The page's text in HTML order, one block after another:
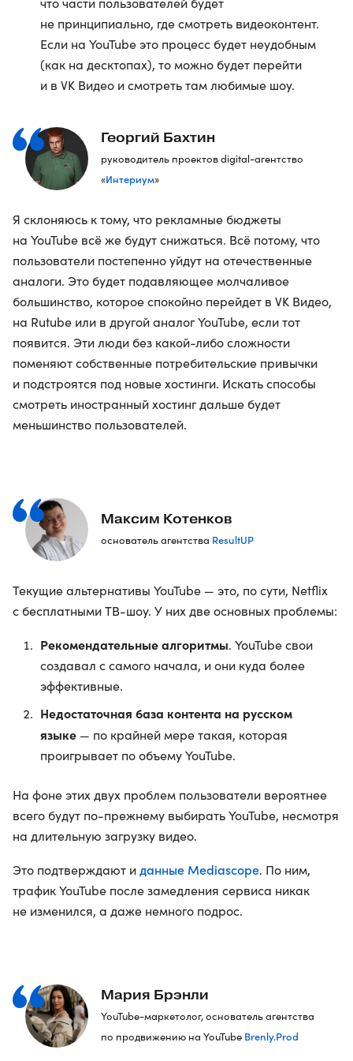
не принципиально, где смотреть видеоконтент.
Если на YouTube это процесс будет неудобным
(как на десктопах), то можно будет перейти
и в VK Видео и смотреть там любимые шоу.
Георгий Бахтин
руководитель проектов digital-агентство
«Интериум»
Я склоняюсь к тому, что рекламные бюджеты
на YouTube всё же будут снижаться. Всё потому, что
пользователи постепенно уйдут на отечественные
аналоги. Это будет подавляющее молчаливое
большинство, которое спокойно перейдет в VK Видео,
на Rutube или в другой аналог YouTube, если тот
появится. Эти люди без какой-либо сложности
поменяют собственные потребительские привычки
и подстроятся под новые хостинги. Искать способы
смотреть иностранный хостинг дальше будет
меньшинство пользователей.
Максим Котенков
основатель агентства ResultUP
Текущие альтернативы YouTube — это, по сути, Netflix
с бесплатными ТВ-шоу. У них две основных проблемы:
Рекомендательные алгоритмы. YouTube свои
создавал с самого начала, и они куда более
эффективные.
Недостаточная база контента на русском
языке — по крайней мере такая, которая
проигрывает по объему YouTube.
На фоне этих двух проблем пользователи вероятнее
всего будут по-прежнему выбирать YouTube, несмотря
на длительную загрузку видео.
Это подтверждают иданные Mediascope. По ним,
трафик YouTube после замедления сервиса никак
не изменился, а даже немного подрос.
Мария Брэнли
YouTube-маркетолог, основатель агентства
по продвижению на YouTube Brenly.Prod